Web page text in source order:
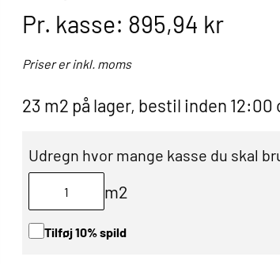
Pr. kasse: 895,94 kr
Priser er inkl. moms
23 m2 på lager, bestil inden
Udregn hvor mange kasse du skal
m2
Tilføj 10% spild